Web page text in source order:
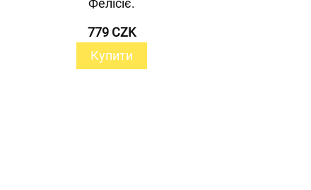
Фелісіє.
779 CZK
Купити